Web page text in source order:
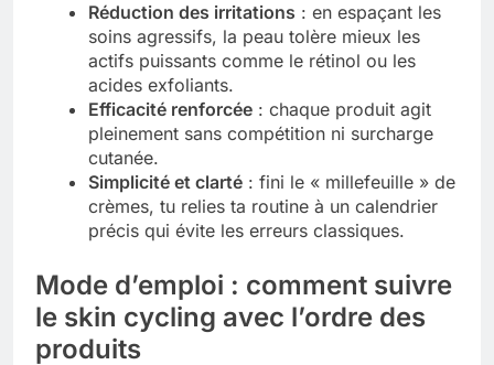
5 Mois Ago
À partir de quel montant la CAF porte
plainte : comprendre les seuils à
connaître
5 Mois Ago
Découvrir pourquoi des trous dans le
jardin sans monticule apparaissent et
5 Mois Ago
Réduction des irritations : en espaçant les
soins agressifs, la peau tolère mieux les
actifs puissants comme le rétinol ou les
acides exfoliants.
Efficacité renforcée : chaque produit agit
pleinement sans compétition ni surcharge
cutanée.
Simplicité et clarté : fini le « millefeuille » de
crèmes, tu relies ta routine à un calendrier
précis qui évite les erreurs classiques.
Mode d’emploi : comment suivre
le skin cycling avec l’ordre des
produits